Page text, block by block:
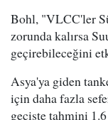
Bohl, "VLCC'ler
zorunda kalırsa
geçirebileceğini
Asya'ya giden
için daha fazla
geçişte tahmini